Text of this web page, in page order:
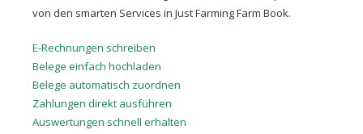
von den smarten Services in Just Farming Farm Book.
E-Rechnungen schreiben
Belege einfach hochladen
Belege automatisch zuordnen
Zahlungen direkt ausführen
Auswertungen schnell erhalten